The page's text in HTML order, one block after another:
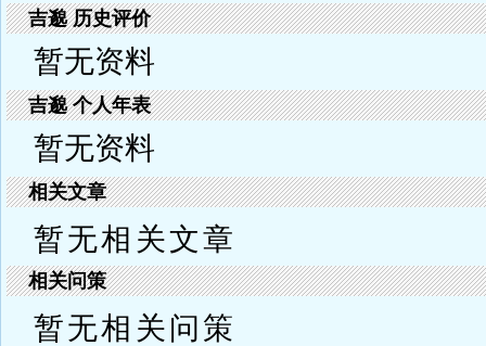
吉邈 历史评价
暂无资料
吉邈 个人年表
暂无资料
相关文章
暂无相关文章
相关问策
暂无相关问策